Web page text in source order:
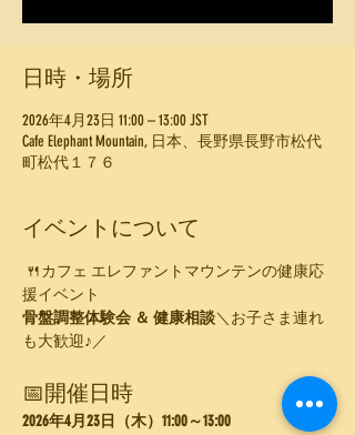
日時・場所
2026年4月23日 11:00 – 13:00 JST
Cafe Elephant Mountain, 日本、長野県長野市松代
町松代１７６
イベントについて
🍴カフェ エレファントマウンテンの健康応
援イベント
骨盤調整体験会 ＆ 健康相談＼お子さま連れ
も大歓迎♪／
📅開催日時
2026年4月23日（木）11:00～13:00